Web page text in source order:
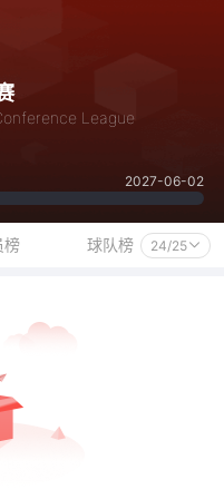
League
2027-06-02
榜 球队榜 24/25